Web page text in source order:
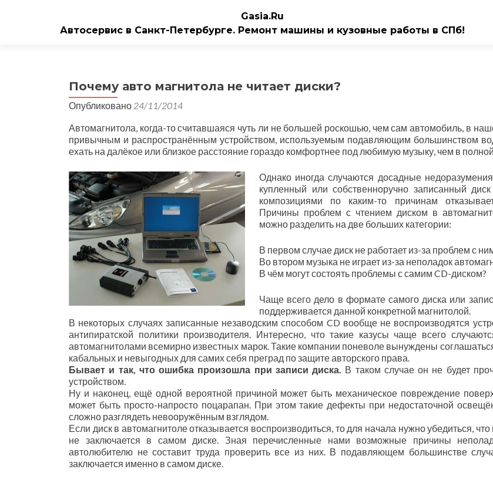
Gasia.Ru
Автосервис в Санкт-Петербурге. Ремонт машины и кузовные работы в СПб!
Почему авто магнитола не читает диски?
Опубликовано 24/11/2014
Автомагнитола, когда-то считавшаяся чуть ли не большей роскошью, чем сам автомобиль, в
привычным и распространённым устройством, используемым подавляющим большинством
ехать на далёкое или близкое расстояние гораздо комфортнее под любимую музыку, чем в
Однако иногда случаются досадные
купленный или собственноручно записанный
композициями по каким-то причинам
Причины проблем с чтением диском в
можно разделить на две больших категории:
В первом случае диск не работает из-за проблем с
Во втором музыка не играет из-за неполадок
В чём могут состоять проблемы с самим CD-диском?
Чаще всего дело в формате самого диска или
поддерживается данной конкретной магнитолой.
В некоторых случаях записанные незаводским способом CD вообще не воспроизводятся
антипиратской политики производителя. Интересно, что такие казусы чаще всего
автомагнитолами всемирно известных марок. Такие компании поневоле вынуждены
кабальных и невыгодных для самих себя преград по защите авторского права.
Бывает и так, что ошибка произошла при записи диска. В таком случае он не будет
устройством.
Ну и наконец, ещё одной вероятной причиной может быть механическое повреждение
может быть просто-напросто поцарапан. При этом такие дефекты при недостаточной
сложно разглядеть невооружённым взглядом.
Если диск в автомагнитоле отказывается воспроизводиться, то для начала нужно убедиться, что
не заключается в самом диске. Зная перечисленные нами возможные причины
автолюбителю не составит труда проверить все из них. В подавляющем большинстве
заключается именно в самом диске.